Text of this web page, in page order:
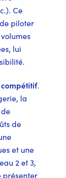
Ce
piloter
lui
compétitif.
la
de
et une
2 et 3,
présenter